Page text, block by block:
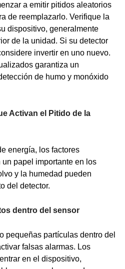
a emitir pitidos aleatorios
de reemplazarlo. Verifique la
dispositivo, generalmente
de la unidad. Si su detector
invertir en uno nuevo.
garantiza un
de humo y monóxido
Activan el Pitido de la
energía, los factores
papel importante en los
y la humedad pueden
del detector.
dentro del sensor
pequeñas partículas dentro del
falsas alarmas. Los
en el dispositivo,